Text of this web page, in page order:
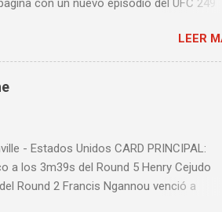
con un nuevo episodio del UFC 249
LEER
- Estados Unidos CARD PRINCIPAL:
a los 3m39s del Round 5 Henry Cejudo
Round 2 Francis Ngannou venció a